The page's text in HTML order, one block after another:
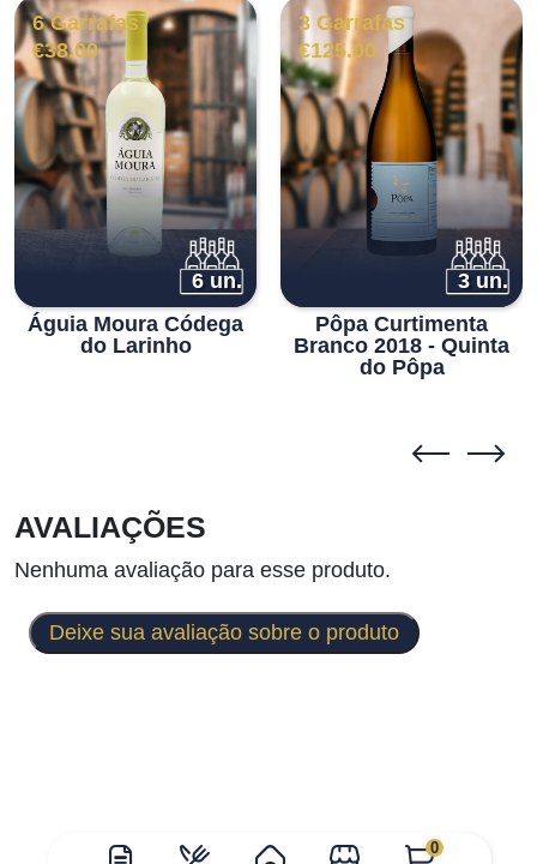
0
6 Garrafas
€38.00
6 un.
Águia Moura Códega
do Larinho
3 Garrafas
€125.00
3 un.
Pôpa Curtimenta
Branco 2018 - Quinta
do Pôpa
AVALIAÇÕES
Nenhuma avaliação para esse produto.
Deixe sua avaliação sobre o produto